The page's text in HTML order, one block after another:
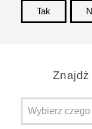
Tak
Znajdż